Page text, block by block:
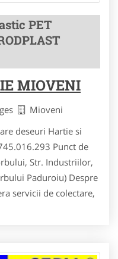
PET
MIOVENI
Mioveni
deseuri Hartie si
Punct de
Str. Industriilor,
Paduroiu) Despre
servicii de colectare,